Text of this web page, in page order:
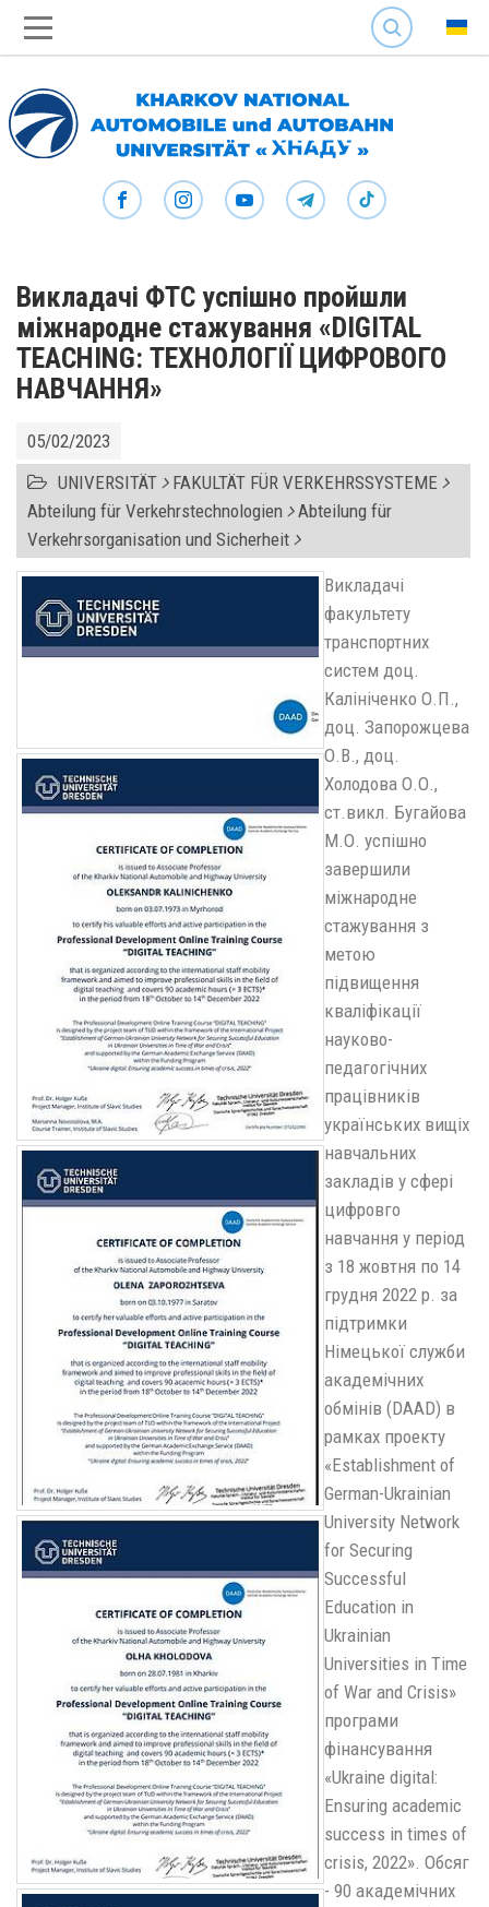
SEARCH
Викладачі ФТС успішно пройшли
міжнародне стажування «DIGITAL
TEACHING: ТЕХНОЛОГІЇ ЦИФРОВОГО
НАВЧАННЯ»
05/02/2023
UNIVERSITÄT FAKULTÄT FÜR VERKEHRSSYSTEME
Abteilung für Verkehrstechnologien Abteilung für
Verkehrsorganisation und Sicherheit
Викладачі
факультету
транспортних
систем доц.
Калініченко О.П.,
доц. Запорожцева
О.В., доц.
Холодова О.О.,
ст.викл. Бугайова
М.О. успішно
завершили
міжнародне
стажування з
метою
підвищення
кваліфікації
науково-
педагогічних
працівників
українських вищіх
навчальних
закладів у сфері
цифровго
навчання у період
з 18 жовтня по 14
грудня 2022 р. за
підтримки
Німецької служби
академічних
обмінів (DAAD) в
рамках проекту
«Establishment of
German-Ukrainian
University Network
for Securing
Successful
Education in
Ukrainian
Universities in Time
of War and Crisis»
програми
фінансування
«Ukraine digital:
Ensuring academic
success in times of
crisis, 2022». Обсяг
- 90 академічних